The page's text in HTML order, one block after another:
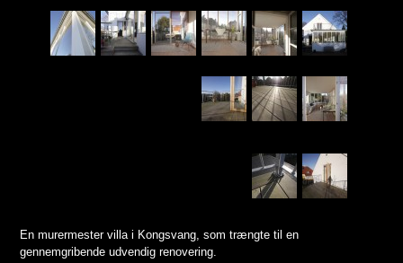
En murermester villa i Kongsvang, som trængte til en
gennemgribende udvendig renovering.